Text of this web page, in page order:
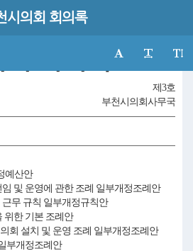
시의회 회의록
제3호
부천시의회사무국
예산안
및 운영에 관한 조례 일부개정조례안
무 규칙 일부개정규칙안
위한 기본 조례안
회 설치 및 운영 조례 일부개정조례안
부개정조례안